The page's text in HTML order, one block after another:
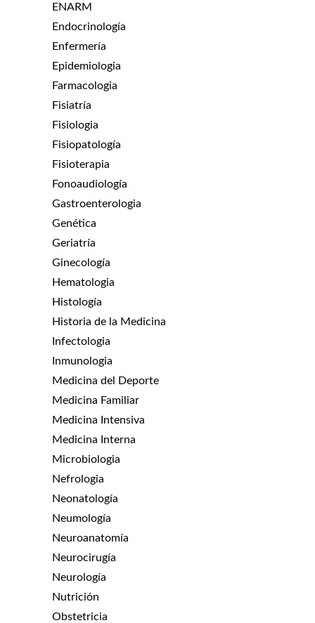
ENARM
Endocrinología
Enfermería
Epidemiologia
Farmacologia
Fisiatría
Fisiologia
Fisiopatología
Fisioterapia
Fonoaudiología
Gastroenterologia
Genética
Geriatría
Ginecología
Hematologia
Histología
Historia de la Medicina
Infectologia
Inmunologia
Medicina del Deporte
Medicina Familiar
Medicina Intensiva
Medicina Interna
Microbiologia
Nefrologia
Neonatología
Neumología
Neuroanatomía
Neurocirugía
Neurología
Nutrición
Obstetricia